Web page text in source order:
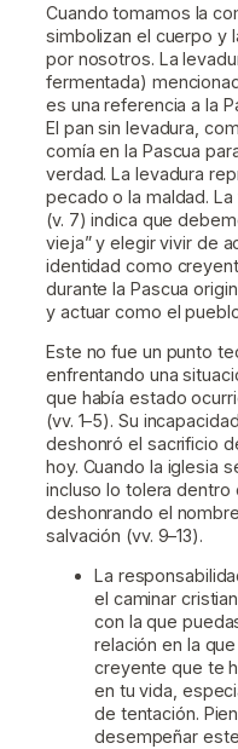
Cuando tomamos la
simbolizan el cuerpo y
por nosotros. La
fermentada)
es una referencia a la
El pan sin levadura,
comía en la Pascua
verdad. La levadura
pecado o la maldad.
(v. 7) indica que
vieja” y elegir vivir de
identidad como
durante la Pascua
y actuar como el
Este no fue un punto
enfrentando una
que había estado
(vv. 1–5). Su
deshonró el sacrificio
hoy. Cuando la iglesia
incluso lo tolera dentro
deshonrando el
salvación (vv. 9–13).
La
el caminar
con la que
relación en la
creyente que te
en tu vida,
de tentación.
desempeñar